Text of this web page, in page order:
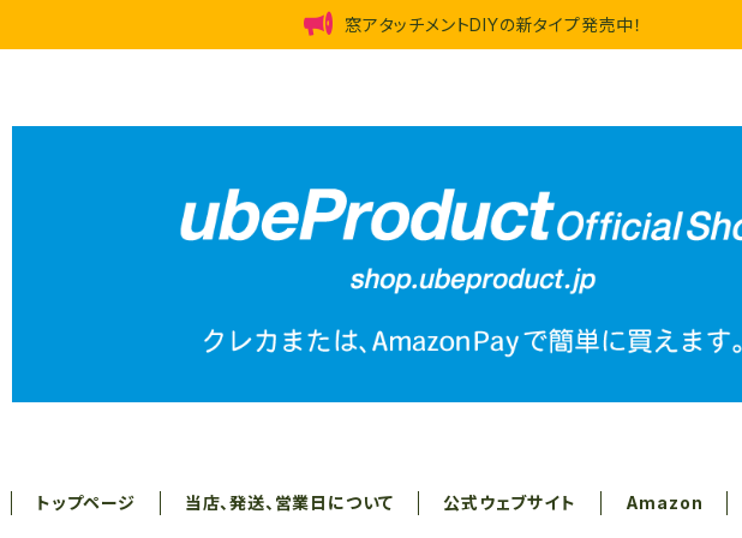
窓アタッチメントDIYの新タイプ発売中！
トップページ 当店、発送、営業日について 公式ウェブサイト Amazon